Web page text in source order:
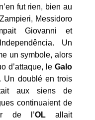
fut rien, bien au
Messidoro
Giovanni et
Un
un symbole, alors
d’attaque, le Galo
Un doublé en trois
aux siens de
continuaient de
de l’OLallait